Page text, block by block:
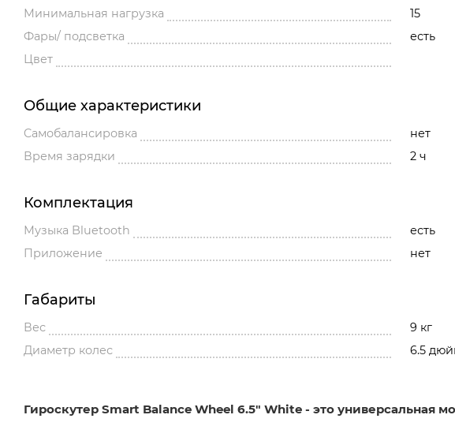
Минимальная нагрузка
15
Фары/ подсветка
есть
Цвет
Общие характеристики
Cамобалансировка
нет
Время зарядки
2 ч
Комплектация
Музыка Bluetooth
есть
Приложение
нет
Габариты
Вес
9 кг
Диаметр колес
6.5
Гироскутер Smart Balance Wheel 6.5" White - это универсальная